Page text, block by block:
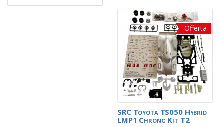
Offerta
SRC Toyota TS050 Hybrid
LMP1 Chrono Kit T2